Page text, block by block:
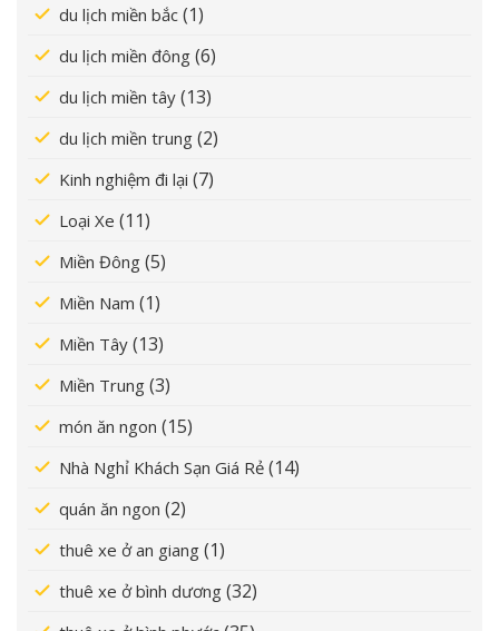
du lịch miền bắc (1)
du lịch miền đông (6)
du lịch miền tây (13)
du lịch miền trung (2)
Kinh nghiệm đi lại (7)
Loại Xe (11)
Miền Đông (5)
Miền Nam (1)
Miền Tây (13)
Miền Trung (3)
món ăn ngon (15)
Nhà Nghỉ Khách Sạn Giá Rẻ (14)
quán ăn ngon (2)
thuê xe ở an giang (1)
thuê xe ở bình dương (32)